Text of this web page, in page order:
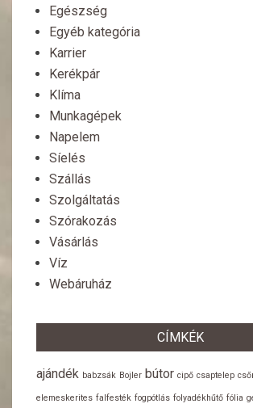
Egészség
Egyéb kategória
Karrier
Kerékpár
Klíma
Munkagépek
Napelem
Síelés
Szállás
Szolgáltatás
Szórakozás
Vásárlás
Víz
Webáruház
CÍMKÉK
ajándék babzsák Bojler bútor cipő csaptelep
elemeskerites falfesték fogpótlás folyadékhűtő fólia